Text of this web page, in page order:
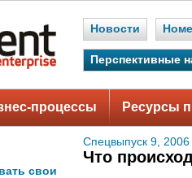
Новости
Перспективные
процессы Ресурсы
свои
Спецвыпуск 9, 2006
Что